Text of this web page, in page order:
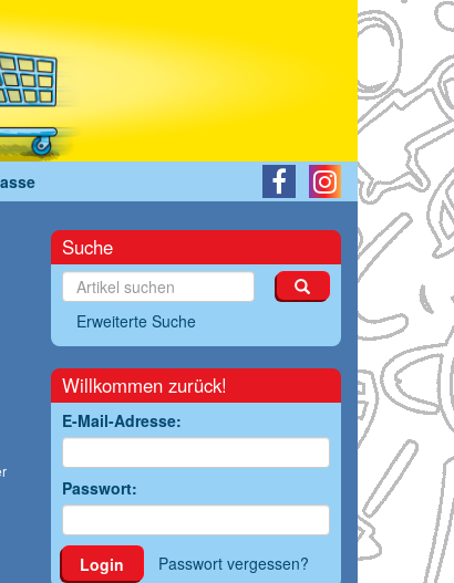
Suche
Erweiterte Suche
Willkommen zurück!
E-Mail-Adresse:
Passwort:
Login Passwort vergessen?